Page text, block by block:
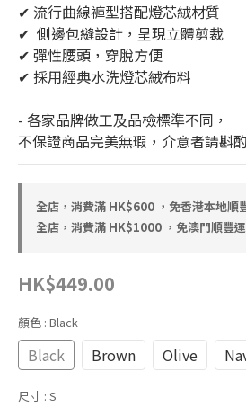
✔ 流行曲線褲型搭配燈芯絨材質
✔  側邊包縫設計，呈現立體剪裁
✔ 彈性腰頭，穿脫方便
✔ 採用經典水洗燈芯絨布料
- 各家品牌做工及品檢標準不同，
不保證商品完美無瑕，介意者請斟
全店，消費滿 HK$600 ，免香港本地順
全店，消費滿 HK$1000 ，免澳門順豐運
HK$449.00
顏色 : Black
Black Brown Olive
尺寸 : S